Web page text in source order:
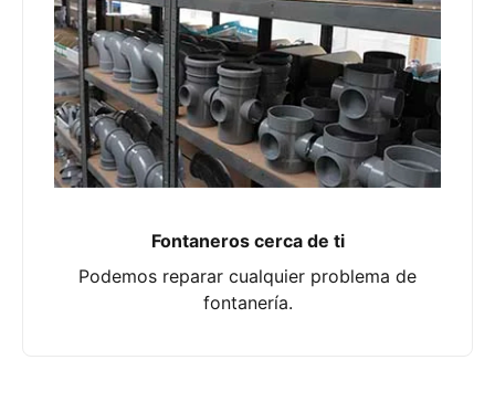
Fontaneros cerca de ti
Podemos reparar cualquier problema de
fontanería.